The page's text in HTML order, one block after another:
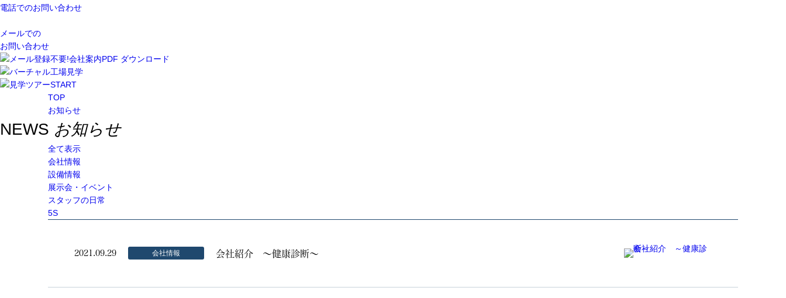
電話でのお問い合わせ
メールでの
お問い合わせ
TOP
お知らせ
NEWS お知らせ
全て表示
会社情報
設備情報
展示会・イベント
スタッフの日常
5S
2021.09.29 会社情報 会社紹介 ～健康診断～